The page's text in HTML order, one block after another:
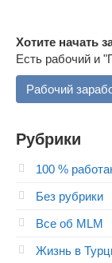
Хотите начать
Есть рабочий и
Рабочий
Рубрики
100 %
Без рубрики
Все об MLM
Жизнь в